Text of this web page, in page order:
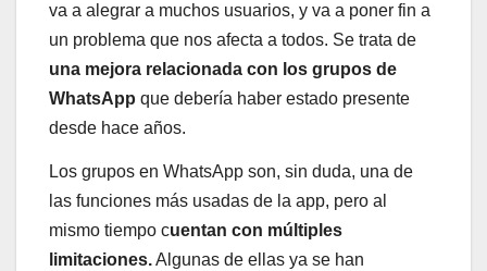
va a alegrar a muchos usuarios, y va a poner fin a
un problema que nos afecta a todos. Se trata de
una mejora relacionada con los grupos de
WhatsApp que debería haber estado presente
desde hace años.
Los grupos en WhatsApp son, sin duda, una de
las funciones más usadas de la app, pero al
mismo tiempo cuentan con múltiples
limitaciones.Algunas de ellas ya se han